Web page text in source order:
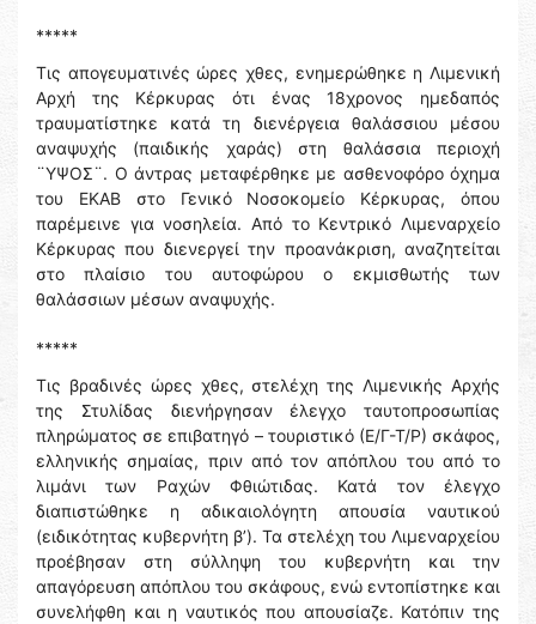
*****
Τις απογευματινές ώρες χθες, ενημερώθηκε η Λιμενική
Αρχή της Κέρκυρας ότι ένας 18χρονος ημεδαπός
τραυματίστηκε κατά τη διενέργεια θαλάσσιου μέσου
αναψυχής (παιδικής χαράς) στη θαλάσσια περιοχή
¨ΥΨΟΣ¨. Ο άντρας μεταφέρθηκε με ασθενοφόρο όχημα
του ΕΚΑΒ στο Γενικό Νοσοκομείο Κέρκυρας, όπου
παρέμεινε για νοσηλεία. Από το Κεντρικό Λιμεναρχείο
Κέρκυρας που διενεργεί την προανάκριση, αναζητείται
στο πλαίσιο του αυτοφώρου ο εκμισθωτής των
θαλάσσιων μέσων αναψυχής.
*****
Τις βραδινές ώρες χθες, στελέχη της Λιμενικής Αρχής
της Στυλίδας διενήργησαν έλεγχο ταυτοπροσωπίας
πληρώματος σε επιβατηγό – τουριστικό (Ε/Γ-Τ/Ρ) σκάφος,
ελληνικής σημαίας, πριν από τον απόπλου του από το
λιμάνι των Ραχών Φθιώτιδας. Κατά τον έλεγχο
διαπιστώθηκε η αδικαιολόγητη απουσία ναυτικού
(ειδικότητας κυβερνήτη β’). Τα στελέχη του Λιμεναρχείου
προέβησαν στη σύλληψη του κυβερνήτη και την
απαγόρευση απόπλου του σκάφους, ενώ εντοπίστηκε και
συνελήφθη και η ναυτικός που απουσίαζε. Κατόπιν της